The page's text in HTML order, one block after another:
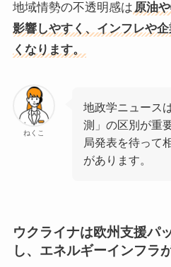
地域情勢の不透明感は 原油
影響しやすく、インフレや
くなります。
ねくこ
地政学ニュース
測」の区別が重
局発表を待って
があります。
ウクライナは欧州支援パ
し、エネルギーインフラ